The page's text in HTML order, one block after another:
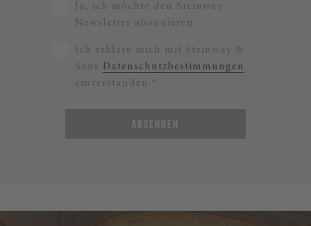
Ja, ich möchte den Steinway
Newsletter abonnieren.
Ich erkläre mich mit Steinway &
Sons Datenschutzbestimmungen
einverstanden.*
ABSENDEN